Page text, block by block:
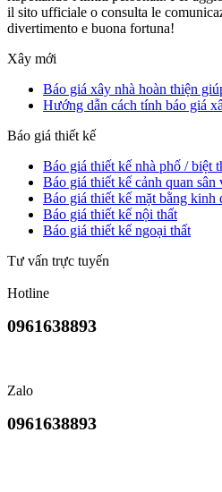
il sito ufficiale o consulta le
divertimento e buona fortuna!
Xây mới
Báo giá xây nhà hoàn thiện
Hướng dẫn cách tính báo giá
Báo giá thiết kế
Báo giá thiết kế nhà phố / biệt
Báo giá thiết kế cảnh quan sân
Báo giá thiết kế mặt bằng kinh
Báo giá thiết kế nội thất
Báo giá thiết kế ngoại thất
Tư vấn trực tuyến
Hotline
0961638893
Zalo
0961638893